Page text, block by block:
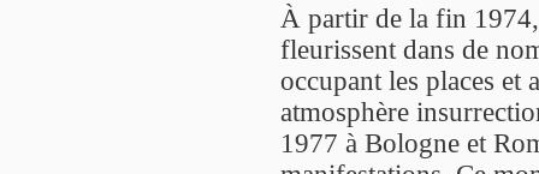
À partir de la fin
fleurissent dans de
occupant les places et
atmosphère
1977 à Bologne et